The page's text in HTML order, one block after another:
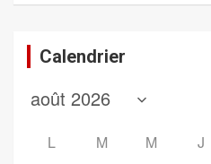
Calendrier
L M M J